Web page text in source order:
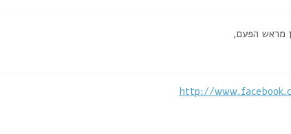
מראש הפעם,
http://